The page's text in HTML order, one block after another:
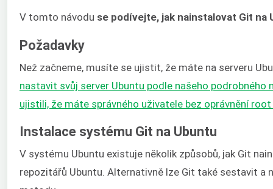
V tomto návodu se podívejte, jak nainstalovat Git na
Požadavky
Než začneme, musíte se ujistit, že máte na serveru
nastavit svůj server Ubuntu podle našeho podrobného
ujistili, že máte správného uživatele bez oprávnění
Instalace systému Git na Ubuntu
V systému Ubuntu existuje několik způsobů, jak Git
repozitářů Ubuntu. Alternativně lze Git také sestavit a